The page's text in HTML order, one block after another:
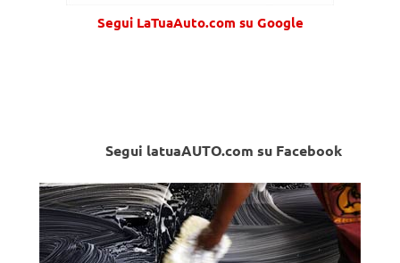
Segui LaTuaAuto.com su Google
Segui latuaAUTO.com su Facebook